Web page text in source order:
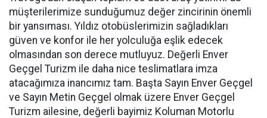
müşterilerimize sunduğumuz değer zincirinin önemli
bir yansıması. Yıldız otobüslerimizin sağladıkları
güven ve konfor ile her yolculuğa eşlik edecek
olmasından son derece mutluyuz. Değerli Enver
Geçgel Turizm ile daha nice teslimatlara imza
atacağımıza inancımız tam. Başta Sayın Enver Geçgel
ve Sayın Metin Geçgel olmak üzere Enver Geçgel
Turizm ailesine, değerli bayimiz Koluman Motorlu